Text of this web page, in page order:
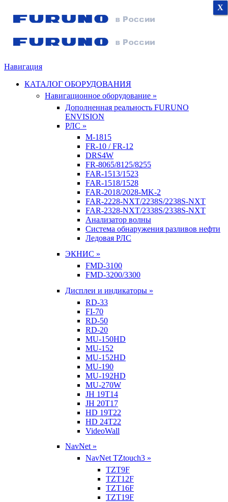
Навигация
КАТАЛОГ ОБОРУДОВАНИЯ
Навигационное оборудование »
Дополненная реальность FURUNO
ENVISION
РЛС »
M-1815
FR-10 / FR-12
DRS4W
FR-8065/8125/8255
FAR-1513/1523
FAR-1518/1528
FAR-2018/2028-MK-2
FAR-2228-NXT/2238S/2238S-NXT
FAR-2328-NXT/2338S/2338S-NXT
Анализатор волны
Система обнаружения разливов нефти
Ледовая РЛС
ЭКНИС »
FMD-3100
FMD-3200/3300
Дисплеи и индикаторы »
RD-33
FI-70
RD-50
RD-20
MU-150HD
MU-152
MU-152HD
MU-190
MU-192HD
MU-270W
JH 19T14
JH 20T17
HD 19T22
HD 24T22
VideoWall
NavNet »
NavNet TZtouch3 »
TZT9F
TZT12F
TZT16F
TZT19F
X
X
X